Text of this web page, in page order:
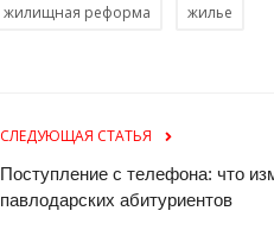
жилищная реформа жилье
СЛЕДУЮЩАЯ СТАТЬЯ
Поступление с телефона: что
павлодарских абитуриентов